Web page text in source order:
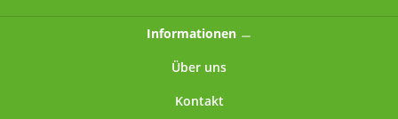
Informationen
Über uns
Kontakt